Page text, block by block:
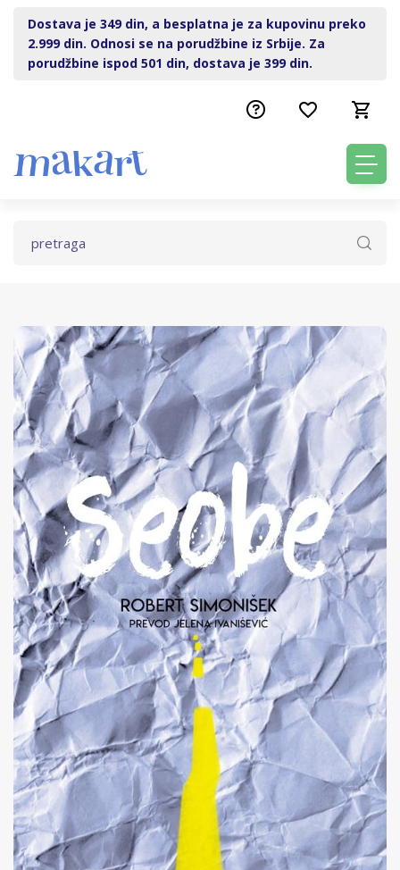
Dostava je 349 din, a besplatna je za kupovinu preko
2.999 din. Odnosi se na porudžbine iz Srbije. Za
porudžbine ispod 501 din, dostava je 399 din.